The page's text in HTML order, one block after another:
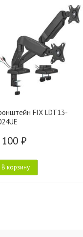
FIX LDT13-
₽
В корзину